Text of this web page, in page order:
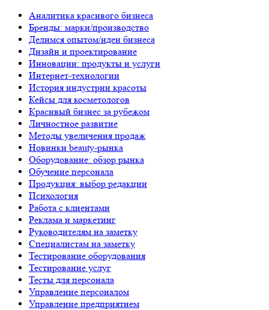
Аналитика красивого бизнеса
Бренды: марки/производство
Делимся опытом/идеи бизнеса
Дизайн и проектирование
Инновации: продукты и услуги
Интернет-технологии
История индустрии красоты
Кейсы для косметологов
Красивый бизнес за рубежом
Личностное развитие
Методы увеличения продаж
Новинки beauty-рынка
Оборудование: обзор рынка
Обучение персонала
Продукция: выбор редакции
Психология
Работа с клиентами
Реклама и маркетинг
Руководителям на заметку
Специалистам на заметку
Тестирование оборудования
Тестирование услуг
Тесты для персонала
Управление персоналом
Управление предприятием